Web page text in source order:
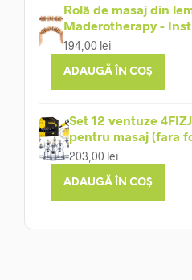
Rolă de masaj din
Maderotherapy -
194,00 lei
ADAUGĂ ÎN COȘ
Set 12 ventuze
pentru masaj (fara
203,00 lei
ADAUGĂ ÎN COȘ